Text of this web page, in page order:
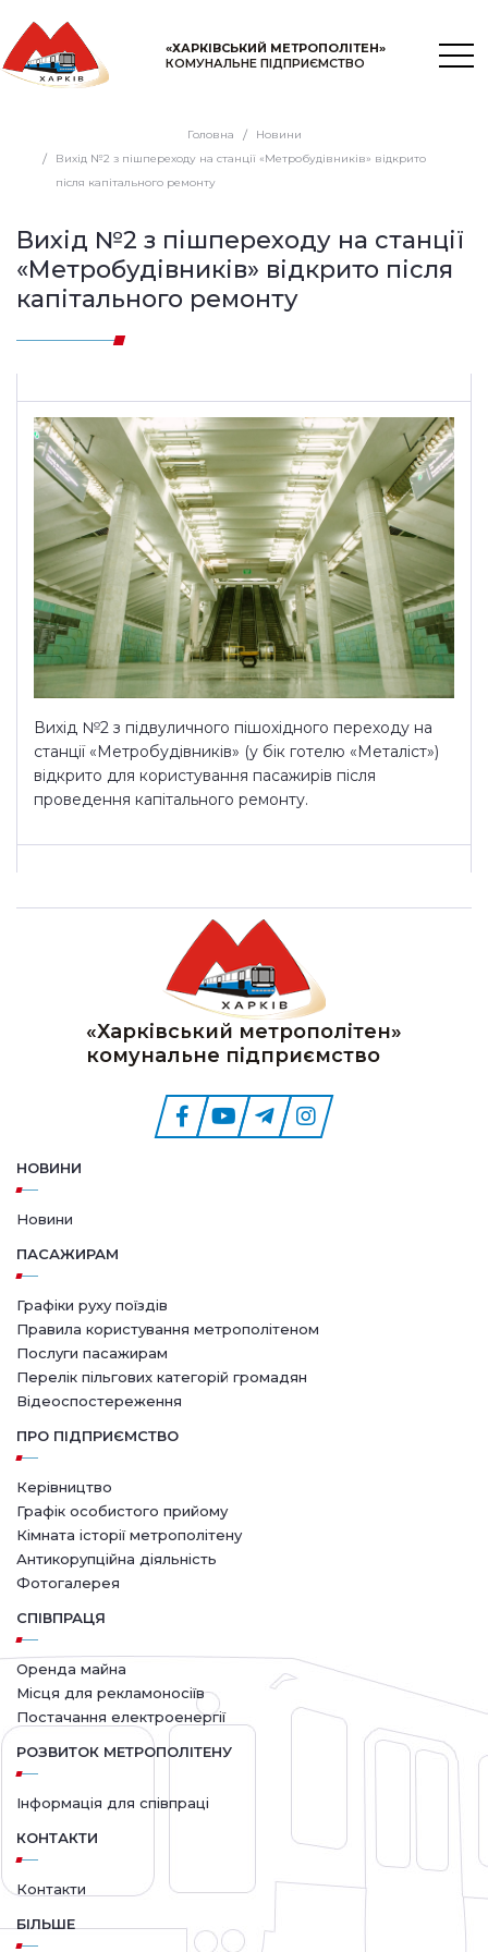
«ХАРКІВСЬКИЙ МЕТРОПОЛІТЕН»
КОМУНАЛЬНЕ ПІДПРИЄМСТВО
Головна
Новини
Вихід №2 з пішпереходу на станції «Метробудівників» відкрито
після капітального ремонту
Вихід №2 з пішпереходу на станції
«Метробудівників» відкрито після
капітального ремонту
Вихід №2 з підвуличного пішохідного переходу на
станції «Метробудівників» (у бік готелю «Металіст»)
відкрито для користування пасажирів після
проведення капітального ремонту.
«Харківський метрополітен»
комунальне підприємство
НОВИНИ
Новини
ПАСАЖИРАМ
Графіки руху поїздів
Правила користування метрополітеном
Послуги пасажирам
Перелік пільгових категорій громадян
Відеоспостереження
ПРО ПІДПРИЄМСТВО
Керівництво
Графік особистого прийому
Кімната історії метрополітену
Антикорупційна діяльність
Фотогалерея
СПІВПРАЦЯ
Оренда майна
Місця для рекламоносіїв
Постачання електроенергії
РОЗВИТОК МЕТРОПОЛІТЕНУ
Інформація для співпраці
КОНТАКТИ
Контакти
БІЛЬШЕ